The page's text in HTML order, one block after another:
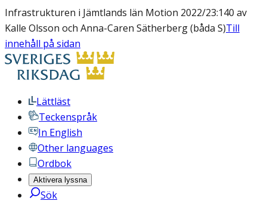
Infrastrukturen i Jämtlands län Motion 2022/23:140 av
Kalle Olsson och Anna-Caren Sätherberg (båda S)Till
innehåll på sidan
Lättläst
Teckenspråk
In English
Other languages
Ordbok
Aktivera lyssna
Sök